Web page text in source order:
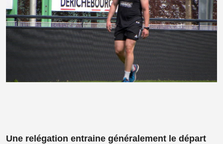
Une relégation entraine généralement le départ